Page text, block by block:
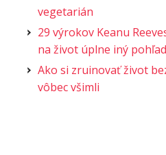
vegetarián
29 výrokov Keanu
na život úplne iný pohľad
Ako si zruinovať život
vôbec všimli